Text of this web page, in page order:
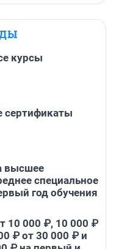
курсы
сертификаты
высшее
специальное
год обучения
10 000 ₽, 10 000 ₽
₽ от 30 000 ₽ и